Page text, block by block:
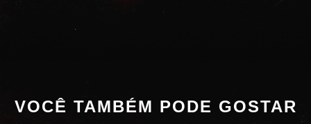
VOCÊ TAMBÉM PODE GOSTAR